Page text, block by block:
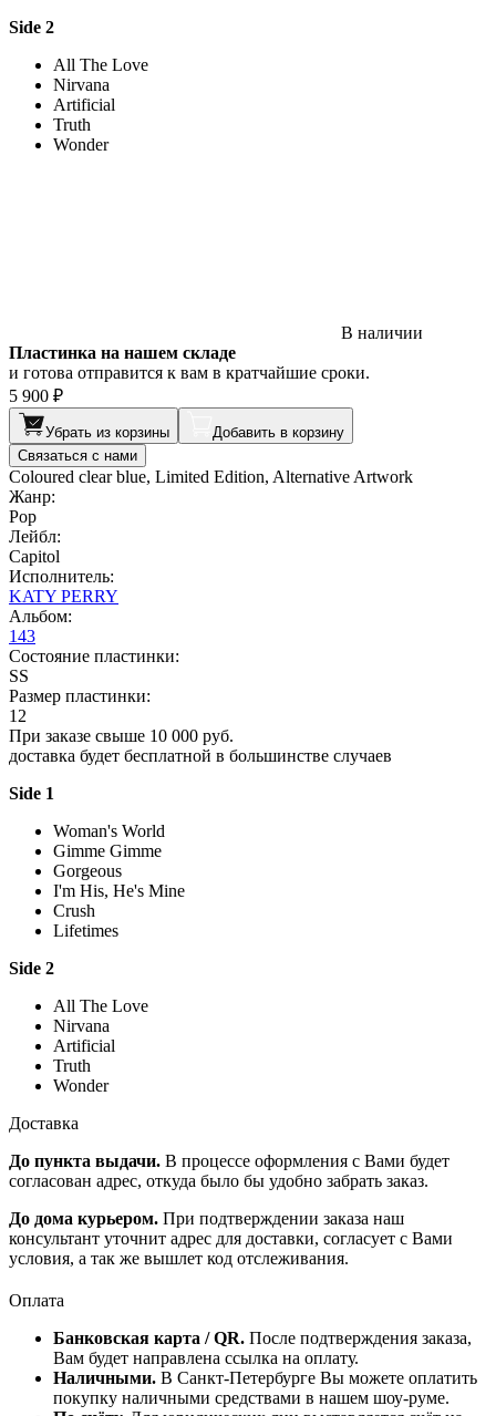
Side 2
All The Love
Nirvana
Artificial
Truth
Wonder
В наличии
Пластинка на нашем складе
и готова отправится к вам в кратчайшие сроки.
5 900 ₽
Убрать из корзины
Добавить в корзину
Связаться с нами
Coloured clear blue, Limited Edition, Alternative Artwork
Жанр:
Pop
Лейбл:
Capitol
Исполнитель:
KATY PERRY
Альбом:
143
Состояние пластинки:
SS
Размер пластинки:
12
При заказе свыше 10 000 руб.
доставка будет бесплатной в большинстве случаев
Side 1
Woman's World
Gimme Gimme
Gorgeous
I'm His, He's Mine
Crush
Lifetimes
Side 2
All The Love
Nirvana
Artificial
Truth
Wonder
Доставка
До пункта выдачи. В процессе оформления с Вами будет
согласован адрес, откуда было бы удобно забрать заказ.
До дома курьером. При подтверждении заказа наш
консультант уточнит адрес для доставки, согласует с Вами
условия, а так же вышлет код отслеживания.
Оплата
Банковская карта / QR. После подтверждения заказа,
Вам будет направлена ссылка на оплату.
Наличными. В Санкт-Петербурге Вы можете оплатить
покупку наличными средствами в нашем шоу-руме.